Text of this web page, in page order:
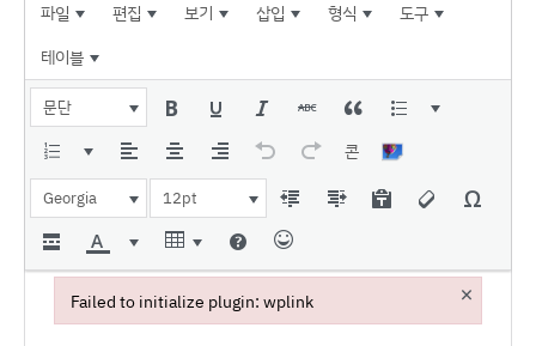
파일 편집 보기 삽입 형식
도구
테이블
문단
콘
Georgia 12pt
Failed to initialize plugin: wplink ×
Failed to initialize plugin: wplink